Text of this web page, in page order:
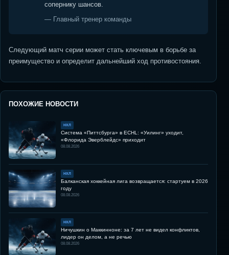
сопернику шансов.
— Главный тренер команды
Следующий матч серии может стать ключевым в борьбе за
преимущество и определит дальнейший ход противостояния.
ПОХОЖИЕ НОВОСТИ
НХЛ
Система «Питтсбурга» в ECHL: «Уилинг» уходит,
«Флорида Эверблейдс» приходит
08.08.2026
НХЛ
Балканская хоккейная лига возвращается: стартуем в 2026
году
08.08.2026
НХЛ
Ничушкин о Маккинноне: за 7 лет не видел конфликтов,
лидер он делом, а не речью
08.08.2026